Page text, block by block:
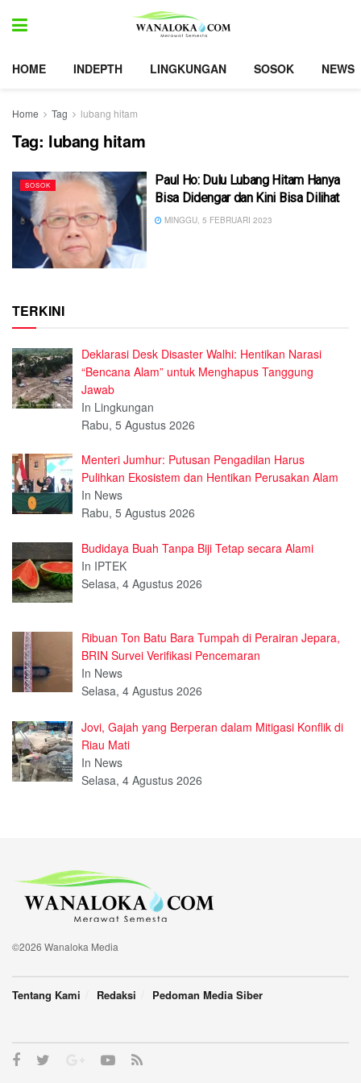
HOME INDEPTH LINGKUNGAN SOSOK NEWS
Home Tag lubang hitam
Tag: lubang hitam
SOSOK
Paul Ho: Dulu Lubang Hitam Hanya
Bisa Didengar dan Kini Bisa Dilihat
MINGGU, 5 FEBRUARI 2023
TERKINI
Deklarasi Desk Disaster Walhi: Hentikan Narasi
“Bencana Alam” untuk Menghapus Tanggung
Jawab
In Lingkungan
Rabu, 5 Agustus 2026
Menteri Jumhur: Putusan Pengadilan Harus
Pulihkan Ekosistem dan Hentikan Perusakan Alam
In News
Rabu, 5 Agustus 2026
Budidaya Buah Tanpa Biji Tetap secara Alami
In IPTEK
Selasa, 4 Agustus 2026
Ribuan Ton Batu Bara Tumpah di Perairan Jepara,
BRIN Survei Verifikasi Pencemaran
In News
Selasa, 4 Agustus 2026
Jovi, Gajah yang Berperan dalam Mitigasi Konflik di
Riau Mati
In News
Selasa, 4 Agustus 2026
©2026 Wanaloka Media
Tentang Kami Redaksi Pedoman Media Siber